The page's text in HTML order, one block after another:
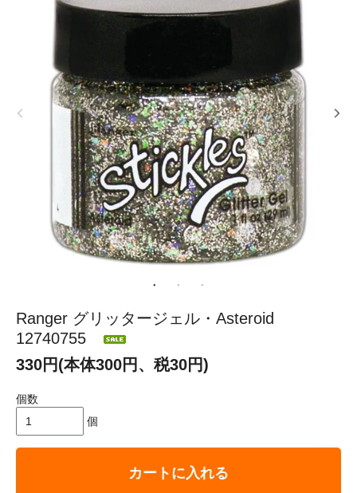
Ranger グリッタージェル・Asteroid
12740755
330円(本体300円、税30円)
個数
個
カートに入れる